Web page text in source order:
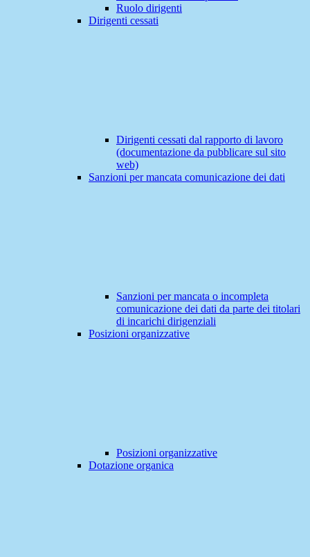
Ruolo dirigenti
Dirigenti cessati
Dirigenti cessati dal rapporto di lavoro
(documentazione da pubblicare sul sito
web)
Sanzioni per mancata comunicazione dei dati
Sanzioni per mancata o incompleta
comunicazione dei dati da parte dei titolari
di incarichi dirigenziali
Posizioni organizzative
Posizioni organizzative
Dotazione organica